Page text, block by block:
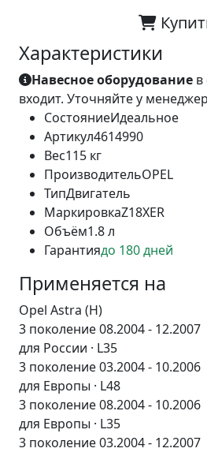
Характеристики
Навесное оборудование в
входит. Уточняйте у
СостояниеИдеальное
Артикул4614990
Вес115 кг
ПроизводительOPEL
ТипДвигатель
МаркировкаZ18XER
Объём1.8 л
Гарантиядо 180 дней
Применяется на
Opel Astra (H)
3 поколение 08.2004 - 12.2007
для России · L35
3 поколение 03.2004 - 10.2006
для Европы · L48
3 поколение 08.2004 - 10.2006
для Европы · L35
3 поколение 03.2004 - 12.2007